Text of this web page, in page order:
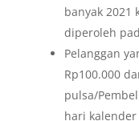
banyak 2021
diperoleh
Pelanggan
Rp100.000
pulsa/
hari kalender